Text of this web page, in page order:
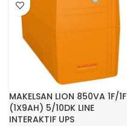
MAKELSAN LION 850VA 1F/1F
(1X9AH) 5/10DK LINE
INTERAKTIF UPS